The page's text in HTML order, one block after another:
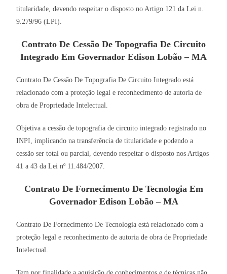
titularidade, devendo respeitar o disposto no Artigo 121 da Lei n.
9.279/96 (LPI).
Contrato De Cessão De Topografia De Circuito
Integrado Em Governador Edison Lobão – MA
Contrato De Cessão De Topografia De Circuito Integrado está
relacionado com a proteção legal e reconhecimento de autoria de
obra de Propriedade Intelectual.
Objetiva a cessão de topografia de circuito integrado registrado no
INPI, implicando na transferência de titularidade e podendo a
cessão ser total ou parcial, devendo respeitar o disposto nos Artigos
41 a 43 da Lei nº 11.484/2007.
Contrato De Fornecimento De Tecnologia Em
Governador Edison Lobão – MA
Contrato De Fornecimento De Tecnologia está relacionado com a
proteção legal e reconhecimento de autoria de obra de Propriedade
Intelectual.